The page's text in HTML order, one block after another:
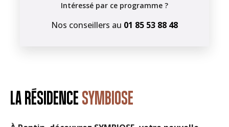
Intéressé par ce programme ?
Nos conseillers au 01 85 53 88 48
LA RÉSIDENCE SYMBIOSE